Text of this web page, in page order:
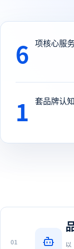
6 项核心服
1 套品牌认
01
以